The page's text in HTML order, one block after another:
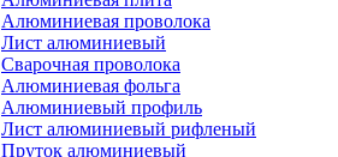
Алюминиевая проволока
Лист алюминиевый
Сварочная проволока
Алюминиевая фольга
Алюминиевый профиль
Лист алюминиевый рифленый
Пруток алюминиевый